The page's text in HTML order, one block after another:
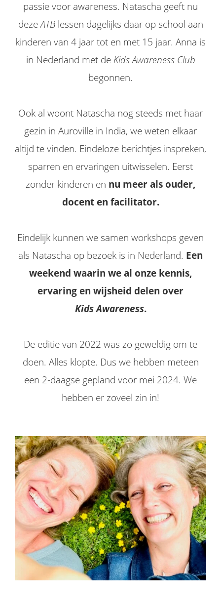
passie voor awareness. Natascha geeft nu
dezeATB lessen dagelijks daar op school aan
kinderen van 4 jaar tot en met 15 jaar. Anna is
in Nederland met de Kids Awareness Club
begonnen.
Ook al woont Natascha nog steeds met haar
gezin in Auroville in India, we weten elkaar
altijd te vinden. Eindeloze berichtjes inspreken,
sparren en ervaringen uitwisselen. Eerst
zonder kinderen en nu meer als ouder,
docent en facilitator.
Eindelijk kunnen we samen workshops geven
als Natascha op bezoek is in Nederland. Een
weekend waarin we al onze kennis,
ervaring en wijsheid delen over
KidsAwareness.
De editie van 2022 was zo geweldig om te
doen. Alles klopte. Dus we hebben meteen
een 2-daagse gepland voor mei 2024. We
hebben er zoveel zin in!